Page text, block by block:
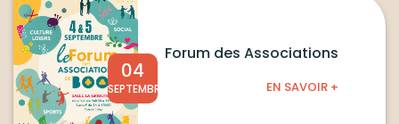
04
SEPTEMBRE
Forum des Associations
EN SAVOIR +